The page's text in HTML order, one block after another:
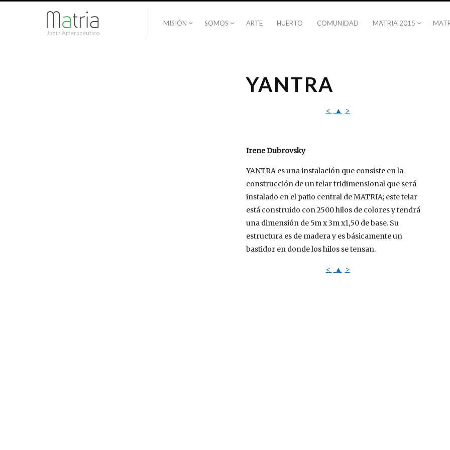
Jadín Arterapéutico
MISIÓN SOMOS ARTE HUERTO COMUNIDAD MATRIA 2015
YANTRA
< ▲ >
Irene Dubrovsky
YANTRA es una instalación que consiste en la
construcción de un telar tridimensional que será
instalado en el patio central de MATRIA; este telar
está construido con 2500 hilos de colores y tendrá
una dimensión de 5m x 3m x1,50 de base. Su
estructura es de madera y es básicamente un
bastidor en donde los hilos se tensan.
< ▲ >